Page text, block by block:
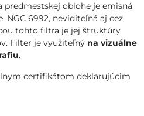
predmestskej oblohe je emisná
NGC 6992, neviditeľná aj cez
tohto filtra je jej štruktúry
Filter je využiteľný na vizuálne
.
certifikátom deklarujúcim